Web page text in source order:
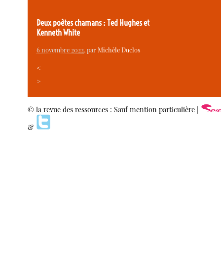
Deux poètes chamans : Ted Hughes et
Kenneth White
6 novembre 2022, parMichèle Duclos
<
>
© la revue des ressources : Sauf mention particulière |
&